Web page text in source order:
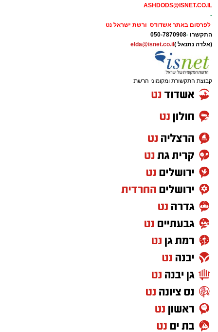
ASHDODS@ISNET.CO.IL
-
לפרסום באתר אשדודס ורשת ישראל נט
התקשרו -
050-7870908
(אלדה נתנאל ) elda@isnet.co.il
קבוצת התקשורת ומקומוני הרשת: